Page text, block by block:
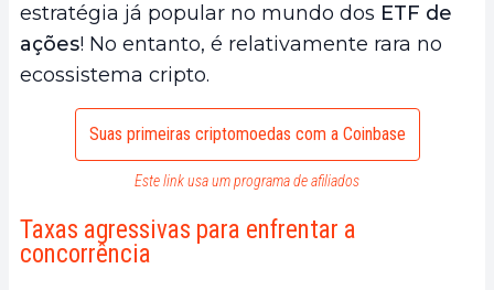
estratégia já popular no mundo dos ETF de
ações! No entanto, é relativamente rara no
ecossistema cripto.
Suas primeiras criptomoedas com a Coinbase
Este link usa um programa de afiliados
Taxas agressivas para enfrentar a
concorrência